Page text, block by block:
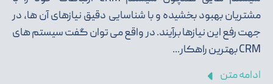
مشتریان بهبود بخشیده و با شناسایی دقیق نیازهای آن ها، در
جهت رفع این نیازها برآیند. در واقع می‌ توان گفت سیستم‌ های
CRM بهترین راهکار...
ادامه متن